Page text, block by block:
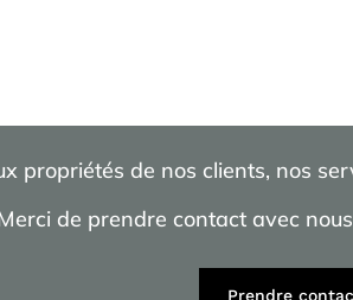
propriétés de nos clients, nos
de prendre contact avec
Prendre